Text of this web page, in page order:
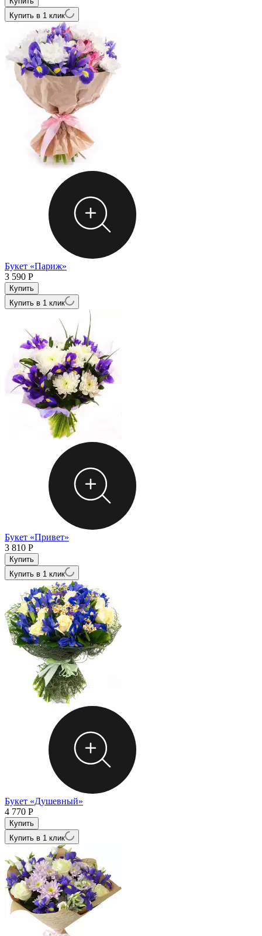
Купить в 1 клик
Букет «Париж»
3 590 Р
Купить в 1 клик
Букет «Привет»
3 810 Р
Купить в 1 клик
Букет «Душевный»
4 770 Р
Купить в 1 клик